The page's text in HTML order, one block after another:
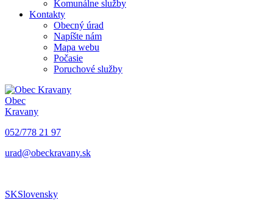
Komunálne služby
Kontakty
Obecný úrad
Napíšte nám
Mapa webu
Počasie
Poruchové služby
Obec
Kravany
052/778 21 97
urad@obeckravany.sk
SKSlovensky